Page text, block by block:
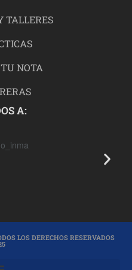
TALLERES
NOTA
A:
LOS DERECHOS RESERVADOS